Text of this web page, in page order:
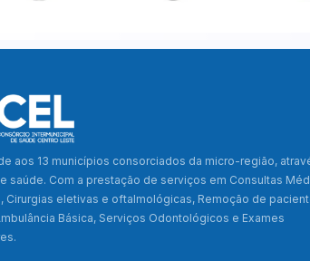
aos 13 municípios consorciados da micro-região,
saúde. Com a prestação de serviços em Consultas
Cirurgias eletivas e oftalmológicas, Remoção de
Básica, Serviços Odontológicos e Exames